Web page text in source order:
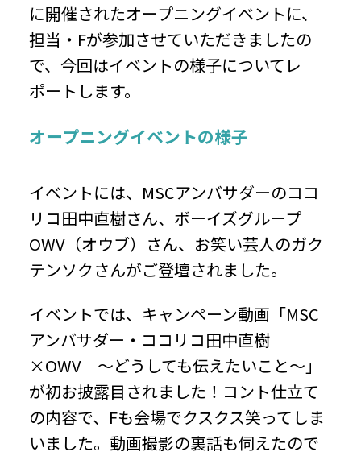
に開催されたオープニングイベントに、
担当・Fが参加させていただきましたの
で、今回はイベントの様子についてレ
ポートします。
オープニングイベントの様子
イベントには、MSCアンバサダーのココ
リコ田中直樹さん、ボーイズグループ
OWV（オウブ）さん、お笑い芸人のガク
テンソクさんがご登壇されました。
イベントでは、キャンペーン動画「MSC
アンバサダー・ココリコ田中直樹
×OWV ～どうしても伝えたいこと～」
が初お披露目されました！コント仕立て
の内容で、Fも会場でクスクス笑ってしま
いました。動画撮影の裏話も伺えたので